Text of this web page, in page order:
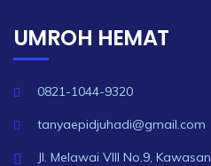
UMROH HEMAT
0821-1044-9320
tanyaepidjuhadi@gmail.com
Jl. Melawai VIII No.9, Kawasan